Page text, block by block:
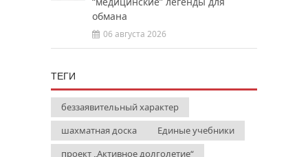
обмана
06 августа 2026
ТЕГИ
беззаявительный характер
шахматная доска
Единые учебники
проект „Активное долголетие“